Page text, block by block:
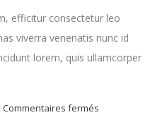
efficitur consectetur leo
viverra venenatis nunc id
lorem, quis ullamcorper
Commentaires fermés